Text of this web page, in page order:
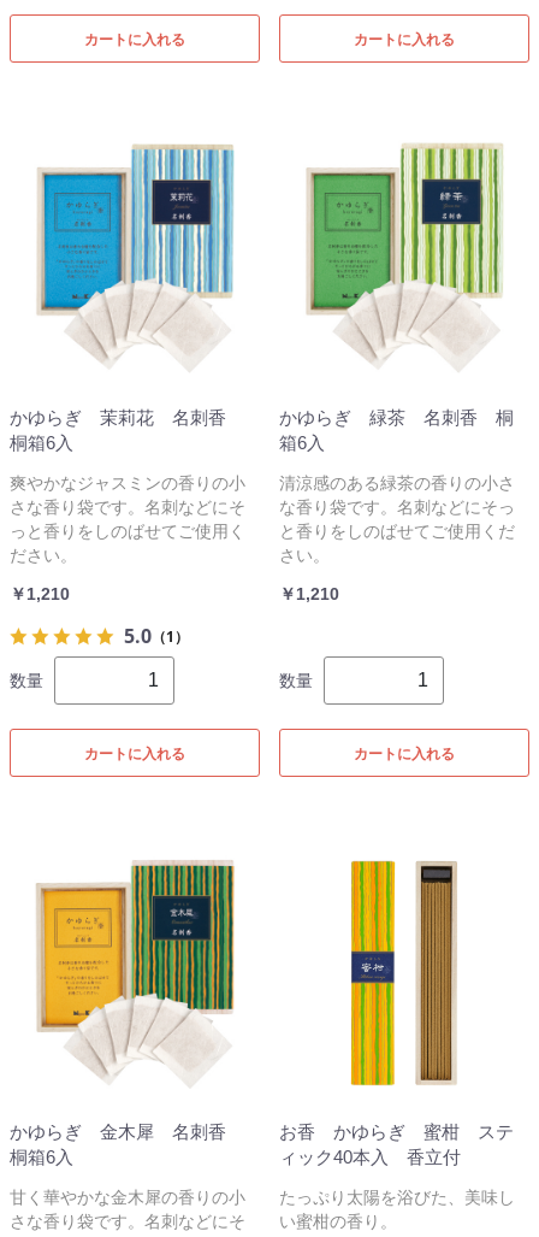
カートに入れる カートに入れる
かゆらぎ 茉莉花 名刺香
桐箱6入
爽やかなジャスミンの香りの小
さな香り袋です。名刺などにそ
っと香りをしのばせてご使用く
ださい。
￥1,210
5.0 （1）
数量
カートに入れる
かゆらぎ 緑茶 名刺香 桐
箱6入
清涼感のある緑茶の香りの小さ
な香り袋です。名刺などにそっ
と香りをしのばせてご使用くだ
さい。
￥1,210
数量
カートに入れる
かゆらぎ 金木犀 名刺香
桐箱6入
甘く華やかな金木犀の香りの小
さな香り袋です。名刺などにそ
お香 かゆらぎ 蜜柑 ステ
ィック40本入 香立付
たっぷり太陽を浴びた、美味し
い蜜柑の香り。